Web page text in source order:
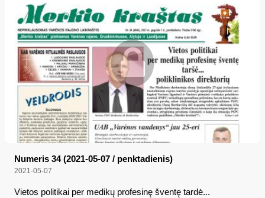
Numeris 34 (2021-05-07 / penktadienis)
2021-05-07
Vietos politikai per medikų profesinę šventę tardė...